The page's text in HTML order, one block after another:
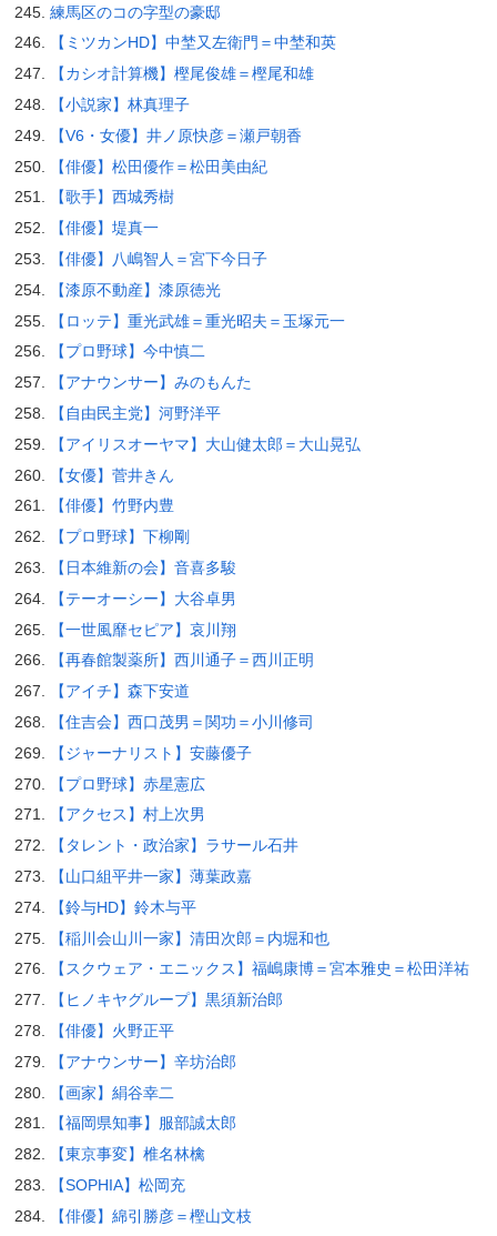
練馬区のコの字型の豪邸
【ミツカンHD】中埜又左衛門＝中埜和英
【カシオ計算機】樫尾俊雄＝樫尾和雄
【小説家】林真理子
【V6・女優】井ノ原快彦＝瀬戸朝香
【俳優】松田優作＝松田美由紀
【歌手】西城秀樹
【俳優】堤真一
【俳優】八嶋智人＝宮下今日子
【漆原不動産】漆原徳光
【ロッテ】重光武雄＝重光昭夫＝玉塚元一
【プロ野球】今中慎二
【アナウンサー】みのもんた
【自由民主党】河野洋平
【アイリスオーヤマ】大山健太郎＝大山晃弘
【女優】菅井きん
【俳優】竹野内豊
【プロ野球】下柳剛
【日本維新の会】音喜多駿
【テーオーシー】大谷卓男
【一世風靡セピア】哀川翔
【再春館製薬所】西川通子＝西川正明
【アイチ】森下安道
【住吉会】西口茂男＝関功＝小川修司
【ジャーナリスト】安藤優子
【プロ野球】赤星憲広
【アクセス】村上次男
【タレント・政治家】ラサール石井
【山口組平井一家】薄葉政嘉
【鈴与HD】鈴木与平
【稲川会山川一家】清田次郎＝内堀和也
【スクウェア・エニックス】福嶋康博＝宮本雅史＝松田洋祐
【ヒノキヤグループ】黒須新治郎
【俳優】火野正平
【アナウンサー】辛坊治郎
【画家】絹谷幸二
【福岡県知事】服部誠太郎
【東京事変】椎名林檎
【SOPHIA】松岡充
【俳優】綿引勝彦＝樫山文枝